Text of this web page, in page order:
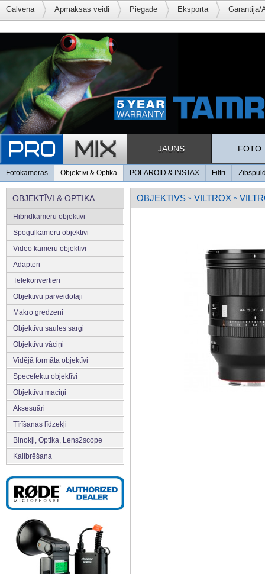
Galvenā Apmaksas veidi Piegāde Eksporta Garantija/
JAUNS FOTO
Fotokameras Objektīvi & Optika POLAROID & INSTAX Filtri
OBJEKTĪVI & OPTIKA
Hibrīdkameru objektīvi
Spoguļkameru objektīvi
Video kameru objektīvi
Adapteri
Telekonvertieri
Objektīvu pārveidotāji
Makro gredzeni
Objektīvu saules sargi
Objektīvu vāciņi
Vidējā formāta objektīvi
Specefektu objektīvi
Objektīvu maciņi
Aksesuāri
Tīrīšanas līdzekļi
Binokļi, Optika, Lens2scope
Kalibrēšana
OBJEKTĪVS » VILTROX »